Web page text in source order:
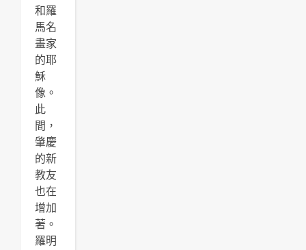
和羅
馬名
畫家
的耶
穌
像。
此
間，
肇慶
的新
教友
也在
增加
著。
羅明